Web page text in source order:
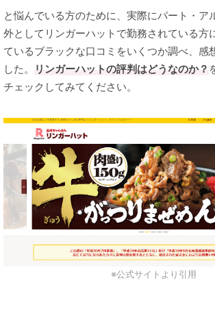
と悩んでいる方のために、実際にパート・
外としてリンガーハットで勤務されている方
ているブラックな口コミをいくつか調べ、感
した。
リンガーハットの評判はどうなのか？
チェックしてみてください。
※公式サイトより引用